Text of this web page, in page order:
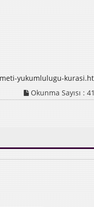
yukumlulugu-
Okunma Sayısı :